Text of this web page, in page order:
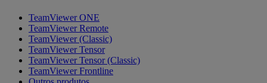
TeamViewer ONE
TeamViewer Remote
TeamViewer (Classic)
TeamViewer Tensor
TeamViewer Tensor (Classic)
TeamViewer Frontline